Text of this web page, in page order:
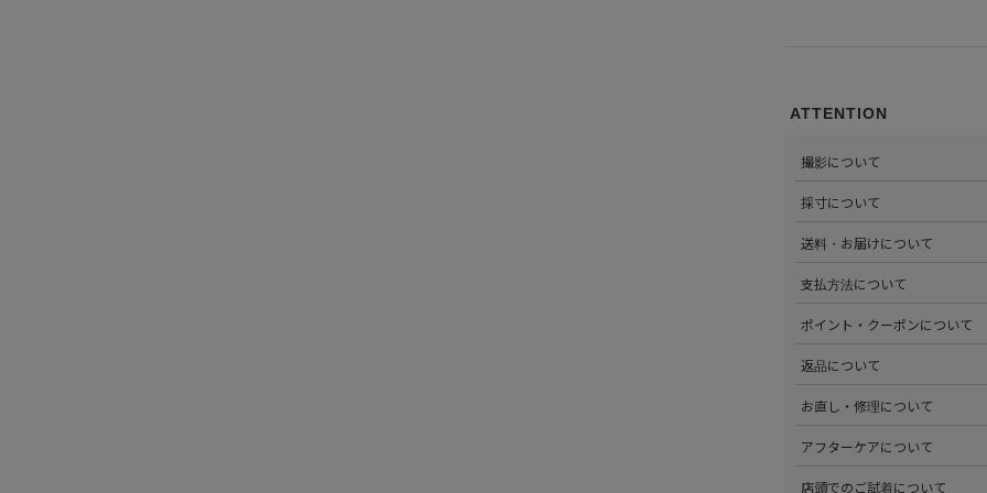
ATTENTION
撮影について
心がけています。詳しくは
採寸について
部サイズタブか、または
送料・お届けについて
ださい。
支払方法について
・クレジットカード払い（
・PayPay
分割払いやご利用可能なクレ
ポイント・クーポンについて
す。
発行中のクーポンはマイペー
返品について
確認ください。
お直し・修理について
>修理については内容を確認
アフターケアについて
店頭でのご試着について